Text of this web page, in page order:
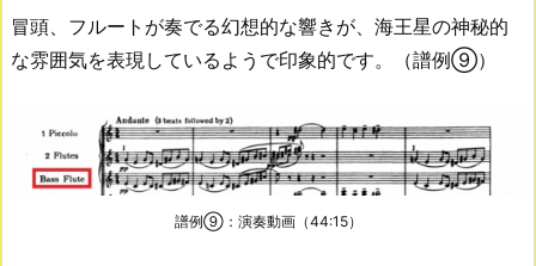
冒頭、フルートが奏でる幻想的な響きが、海王星の神秘的
な雰囲気を表現しているようで印象的です。（譜例⑨）
譜例⑨：演奏動画（44:15）